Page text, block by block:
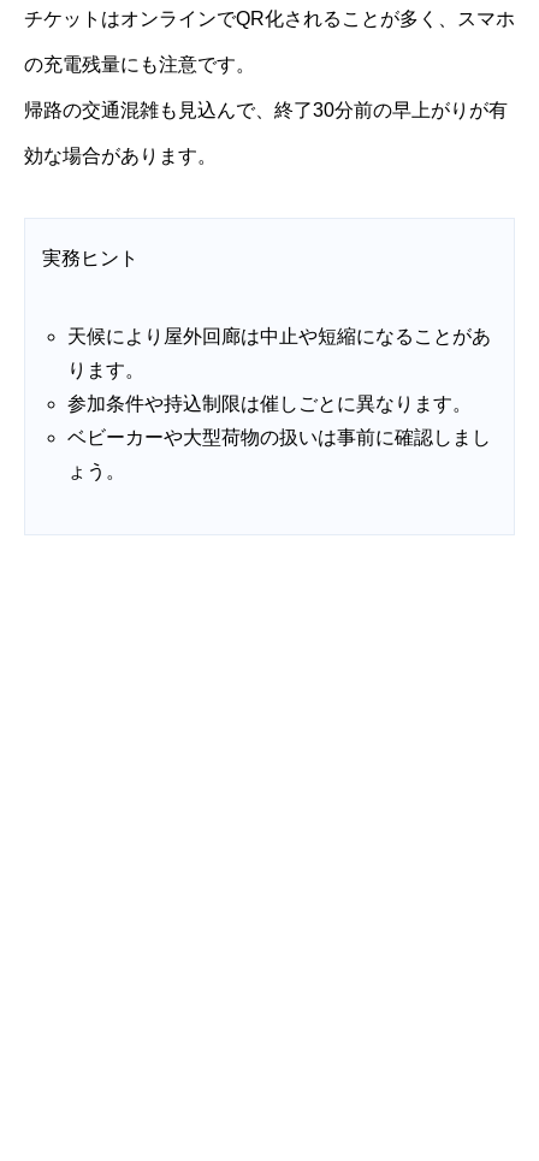
チケットはオンラインでQR化されることが多く、スマホ
の充電残量にも注意です。
帰路の交通混雑も見込んで、終了30分前の早上がりが有
効な場合があります。
実務ヒント
天候により屋外回廊は中止や短縮になることがあ
ります。
参加条件や持込制限は催しごとに異なります。
ベビーカーや大型荷物の扱いは事前に確認しまし
ょう。